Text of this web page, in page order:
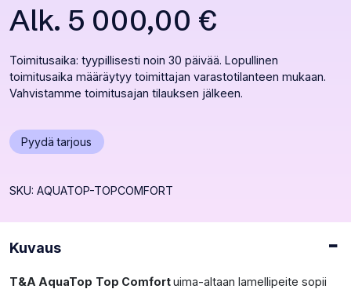
Alk. 5 000,00 €
Toimitusaika: tyypillisesti noin 30 päivää. Lopullinen
toimitusaika määräytyy toimittajan varastotilanteen mukaan.
Vahvistamme toimitusajan tilauksen jälkeen.
Pyydä tarjous Avaa
popup
SKU: AQUATOP-TOPCOMFORT
Kuvaus
T&A AquaTop Top Comfortuima-altaan lamellipeite sopii